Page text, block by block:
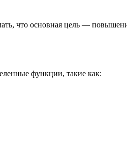
что основная цель —
функции, такие как: